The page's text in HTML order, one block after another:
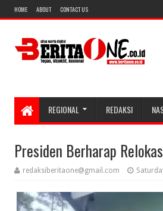
HOME ABOUT CONTACT US
REGIONAL REDAKSI
Presiden Berharap
redaksiberitaone@gmail.com